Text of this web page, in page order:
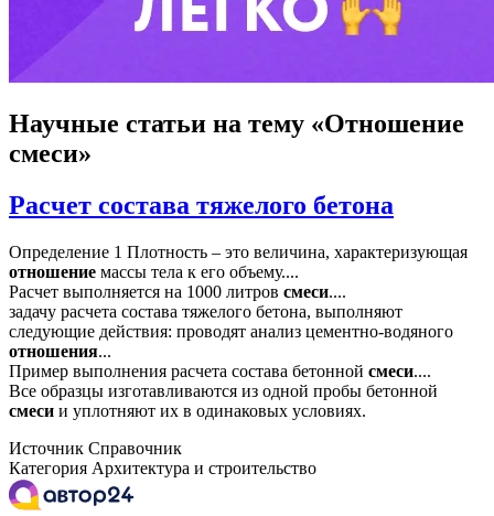
Научные статьи на тему «Отношение
смеси»
Расчет состава тяжелого бетона
Определение 1 Плотность – это величина, характеризующая
отношение массы тела к его объему....
Расчет выполняется на 1000 литров смеси....
задачу расчета состава тяжелого бетона, выполняют
следующие действия: проводят анализ цементно-водяного
отношения...
Пример выполнения расчета состава бетонной смеси....
Все образцы изготавливаются из одной пробы бетонной
смеси и уплотняют их в одинаковых условиях.
Источник Справочник
Категория Архитектура и строительство